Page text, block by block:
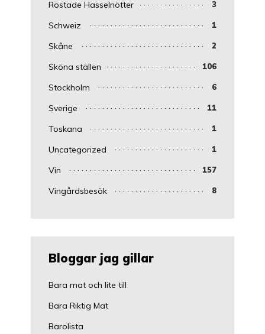
Rostade Hasselnötter 3
Schweiz 1
Skåne 2
Sköna ställen 106
Stockholm 6
Sverige 11
Toskana 1
Uncategorized 1
Vin 157
Vingårdsbesök 8
Bloggar jag gillar
Bara mat och lite till
Bara Riktig Mat
Barolista